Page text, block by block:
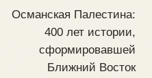
Османская Палестина:
400 лет истории,
сформировавшей
Ближний Восток